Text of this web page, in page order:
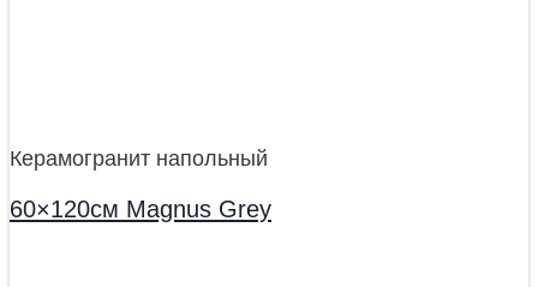
Керамогранит напольный
60×120см Magnus Grey